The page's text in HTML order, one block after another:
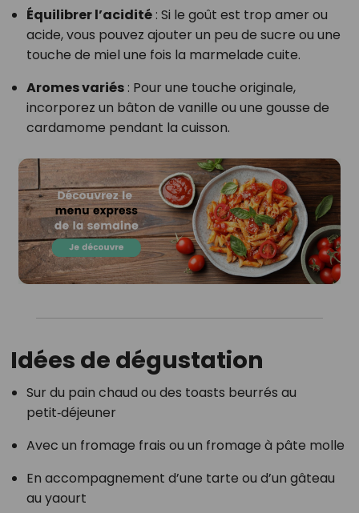
Équilibrer l’acidité: Si le goût est trop amer ou
acide, vous pouvez ajouter un peu de sucre ou une
touche de miel une fois la marmelade cuite.
Aromes variés: Pour une touche originale,
incorporez un bâton de vanille ou une gousse de
cardamome pendant la cuisson.
Idées de dégustation
Sur du pain chaud ou des toasts beurrés au
petit‑déjeuner
Avec un fromage frais ou un fromage à pâte molle
En accompagnement d’une tarte ou d’un gâteau
au yaourt